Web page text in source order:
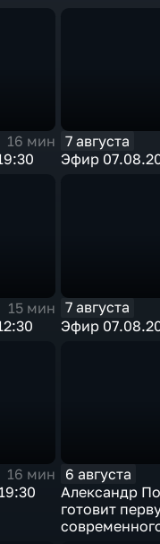
16 мин
7 августа
Эфир
15 мин
7 августа
Эфир
16 мин
6 августа
Александр
готовит